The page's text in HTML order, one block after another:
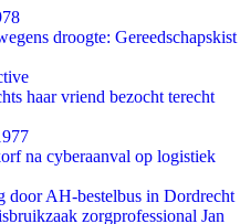
droogte: Gereedschapskist
haar vriend bezocht terecht
na cyberaanval op logistiek
door AH-bestelbus in Dordrecht
zorgprofessional Jan